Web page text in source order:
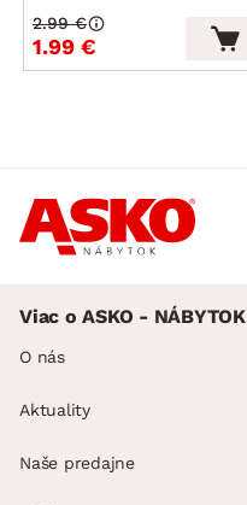
1.99 €
2.99 €
Viac o ASKO - NÁBYTOK
O nás
Aktuality
Naše predajne